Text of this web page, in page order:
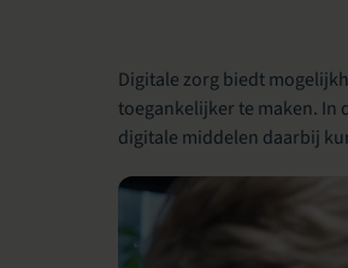
Digitale zorg biedt
toegankelijker te maken. In
digitale middelen daarbij